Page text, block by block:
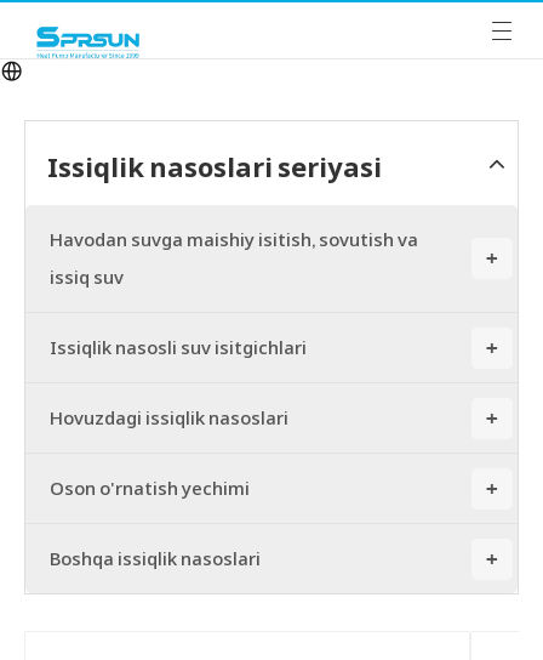
Issiqlik nasoslari seriyasi
+
Havodan suvga maishiy isitish, sovutish va
issiq suv
+
Issiqlik nasosli suv isitgichlari
+
Hovuzdagi issiqlik nasoslari
+
Oson o'rnatish yechimi
+
Boshqa issiqlik nasoslari